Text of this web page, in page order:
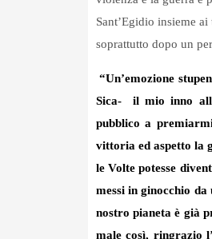
Sant’Egidio insieme
soprattutto dopo un
“Un’emozione
Sica-
il mio inno
pubblico a
vittoria ed aspetto la
le Volte potesse
messi in ginocchio
nostro pianeta è già
male così, ringrazio